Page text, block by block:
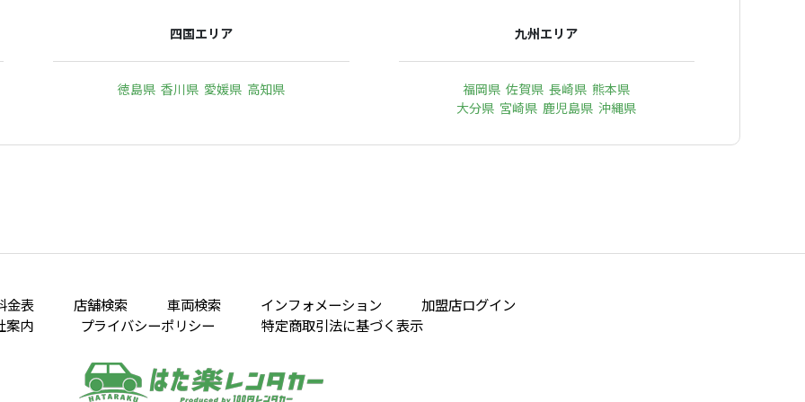
四国エリア
徳島県 香川県 愛媛県 高知県
九州エリア
福岡県 佐賀県 長崎県 熊本県
大分県 宮崎県 鹿児島県 沖縄県
金表 店舗検索 車両検索 インフォメーション
加盟店ログイン
案内
プライバシーポリシー 特定商取引法に基づく表示